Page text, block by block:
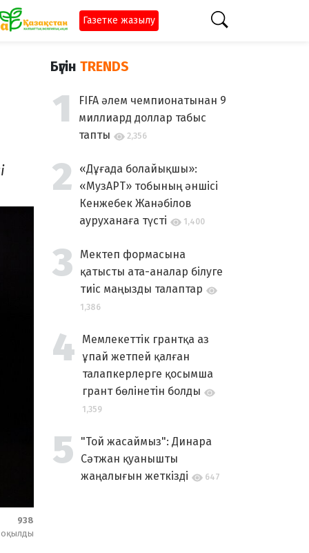
Газетке жазылу
938
оқылды
Бүгін TRENDS
FIFA әлем чемпионатынан 9
миллиард доллар табыс
тапты
2,356
«Дұғада болайықшы»:
«МузАРТ» тобының әншісі
Кенжебек Жанәбілов
ауруханаға түсті
1,400
Мектеп формасына
қатысты ата-аналар білуге
тиіс маңызды талаптар
1,386
Мемлекеттік грантқа аз
ұпай жетпей қалған
талапкерлерге қосымша
грант бөлінетін болды
1,359
"Той жасаймыз": Динара
Сәтжан қуанышты
жаңалығын жеткізді
647